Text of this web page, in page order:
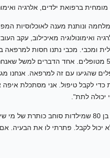
ברפואת ילדים, אלרגיה
ונותנת מענה לאוכלוסיות
ואימונולוגיה מאיכילוב, עקב
ומכבי. מכבי נתנו חסות
מסוימים, וראינו כבר קרוב ל־50 מטופלים.
שהגיעו עם זה למרפאה. אנחנו
כדי לקבל טיפול. אני מסתכלת
יכולה לתת".
: "פגשתי אדם בן 80 שמילדות סוחב
יכול לקבל. פתרתי לו את הבעיה.